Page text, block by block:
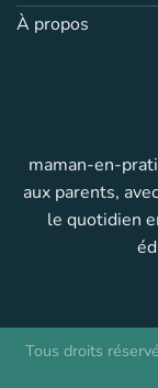
À propos
maman-en-
aux parents,
le quotidien
Tous droits